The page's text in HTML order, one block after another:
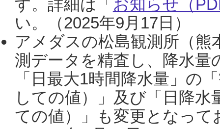
す。詳細は「 お知らせ（
い。（2025年9月17日）
アメダスの松島観測所（熊
測データを精査し、降水
「日最大1時間降水量」の
しての値）」及び「日降
ての値）」も変更となっ